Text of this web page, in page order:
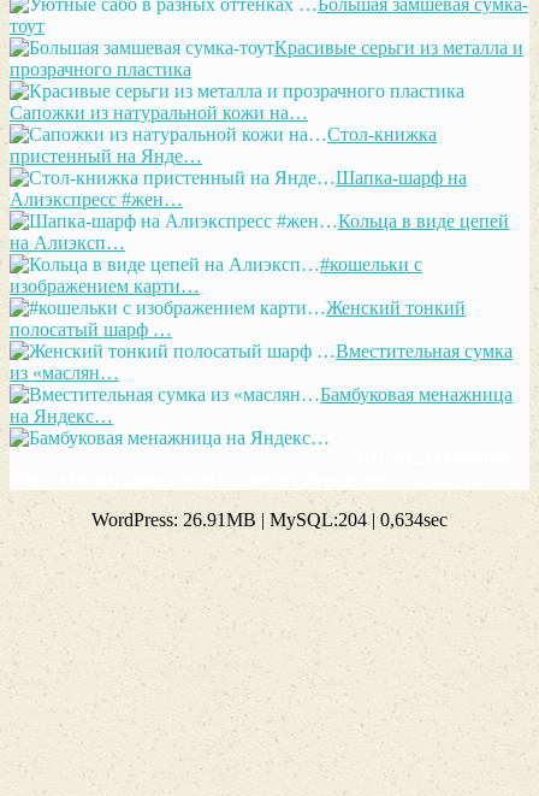
тоут
Красивые серьги из металла и
прозрачного пластика
Сапожки из натуральной кожи на…
Стол-книжка
пристенный на Янде…
Шапка-шарф на
Алиэкспресс #жен…
Кольца в виде цепей
на Алиэксп…
#кошельки с
изображением карти…
Женский тонкий
полосатый шарф …
Вместительная сумка
из «маслян…
Бамбуковая менажница
на Яндекс…
WordPress: 26.91MB | MySQL:204 | 0,634sec